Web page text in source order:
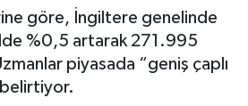
göre, İngiltere genelinde
%0,5 artarak 271.995
piyasada “geniş çaplı